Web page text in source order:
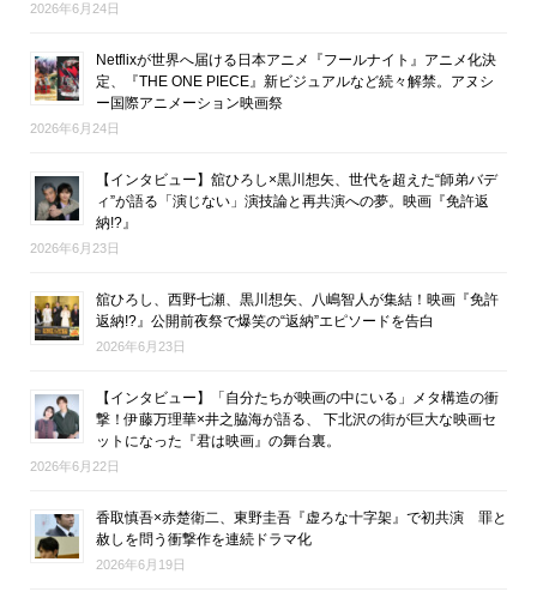
2026年6月24日
Netflixが世界へ届ける日本アニメ『フールナイト』アニメ化決
定、『THE ONE PIECE』新ビジュアルなど続々解禁。アヌシ
ー国際アニメーション映画祭
2026年6月24日
【インタビュー】舘ひろし×黒川想矢、世代を超えた“師弟バデ
ィ”が語る「演じない」演技論と再共演への夢。映画『免許返
納!?』
2026年6月23日
舘ひろし、西野七瀬、黒川想矢、八嶋智人が集結！映画『免許
返納!?』公開前夜祭で爆笑の“返納”エピソードを告白
2026年6月23日
【インタビュー】「自分たちが映画の中にいる」メタ構造の衝
撃！伊藤万理華×井之脇海が語る、 下北沢の街が巨大な映画セ
ットになった『君は映画』の舞台裏。
2026年6月22日
香取慎吾×赤楚衛二、東野圭吾『虚ろな十字架』で初共演 罪と
赦しを問う衝撃作を連続ドラマ化
2026年6月19日